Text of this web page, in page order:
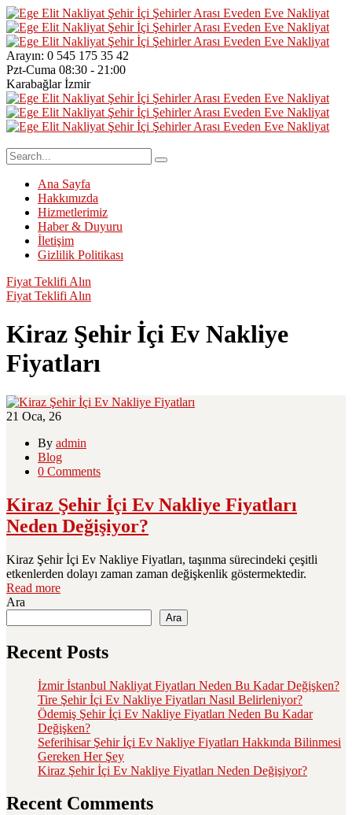
Arayın: 0 545 175 35 42
Pzt-Cuma 08:30 - 21:00
Karabağlar İzmir
Ana Sayfa
Hakkımızda
Hizmetlerimiz
Haber & Duyuru
İletişim
Gizlilik Politikası
Fiyat Teklifi Alın
Fiyat Teklifi Alın
Kiraz Şehir İçi Ev Nakliye
Fiyatları
21 Oca, 26
By admin
Blog
0 Comments
Kiraz Şehir İçi Ev Nakliye Fiyatları
Neden Değişiyor?
Kiraz Şehir İçi Ev Nakliye Fiyatları, taşınma sürecindeki çeşitli
etkenlerden dolayı zaman zaman değişkenlik göstermektedir.
Read more
Ara
Ara
Recent Posts
İzmir İstanbul Nakliyat Fiyatları Neden Bu Kadar Değişken?
Tire Şehir İçi Ev Nakliye Fiyatları Nasıl Belirleniyor?
Ödemiş Şehir İçi Ev Nakliye Fiyatları Neden Bu Kadar
Değişken?
Seferihisar Şehir İçi Ev Nakliye Fiyatları Hakkında Bilinmesi
Gereken Her Şey
Kiraz Şehir İçi Ev Nakliye Fiyatları Neden Değişiyor?
Recent Comments